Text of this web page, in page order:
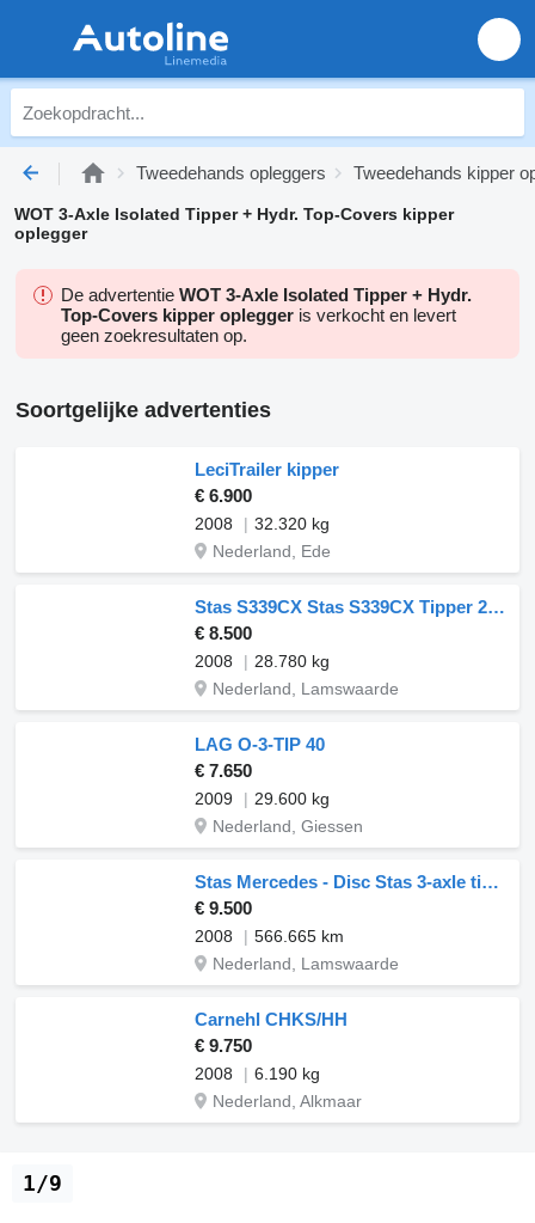
Tweedehands opleggers Tweedehands kipper
WOT 3-Axle Isolated Tipper + Hydr. Top-Covers kipper
oplegger
De advertentie WOT 3-Axle Isolated Tipper + Hydr.
Top-Covers kipper oplegger is verkocht en levert
geen zoekresultaten op.
Soortgelijke advertenties
LeciTrailer kipper
€ 6.900
2008
32.320 kg
Nederland, Ede
Stas S339CX Stas S339CX Tipper 2008 – 3 Axles – Disc Brakes – Air Sus
€ 8.500
2008
28.780 kg
Nederland, Lamswaarde
LAG O-3-TIP 40
€ 7.650
2009
29.600 kg
Nederland, Giessen
Stas Mercedes - Disc Stas 3-axle tipper - Mercedes axles - Lift axle
€ 9.500
2008
566.665 km
Nederland, Lamswaarde
Carnehl CHKS/HH
€ 9.750
2008
6.190 kg
Nederland, Alkmaar
1/9